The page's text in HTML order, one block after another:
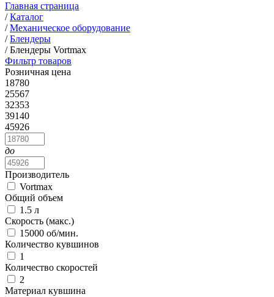
Главная страница
/Каталог
/Механическое оборудование
/Блендеры
/Блендеры Vortmax
Фильтр товаров
Розничная цена
18780
25567
32353
39140
45926
до
Производитель
Vortmax
Общий объем
1.5 л
Скорость (макс.)
15000 об/мин.
Количество кувшинов
1
Количество скоростей
2
Материал кувшина